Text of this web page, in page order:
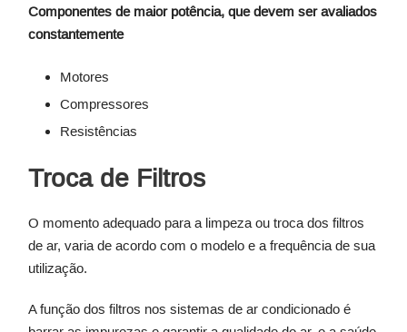
Componentes de maior potência, que devem ser avaliados
constantemente
Motores
Compressores
Resistências
Troca de Filtros
O momento adequado para a limpeza ou troca dos filtros
de ar, varia de acordo com o modelo e a frequência de sua
utilização.
A função dos filtros nos sistemas de ar condicionado é